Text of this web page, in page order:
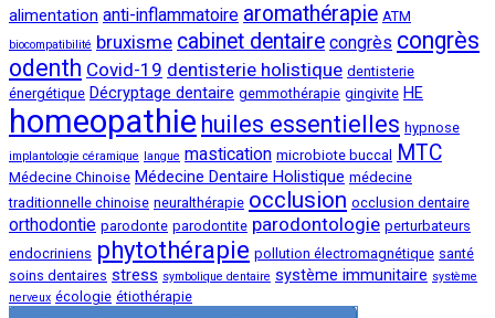
alimentation anti-inflammatoire aromathérapie ATM
biocompatibilité bruxisme cabinet dentaire congrès congrès
odenth Covid-19 dentisterie holistique dentisterie
énergétique Décryptage dentaire gemmothérapie gingivite HE
homeopathie huiles essentielles hypnose
implantologie céramique langue mastication microbiote buccal MTC
Médecine Chinoise Médecine Dentaire Holistique médecine
traditionnelle chinoise neuralthérapie occlusion occlusion dentaire
orthodontie parodonte parodontite parodontologie perturbateurs
endocriniens phytothérapie pollution électromagnétique santé
soins dentaires stress symbolique dentaire système immunitaire système
nerveux écologie étiothérapie